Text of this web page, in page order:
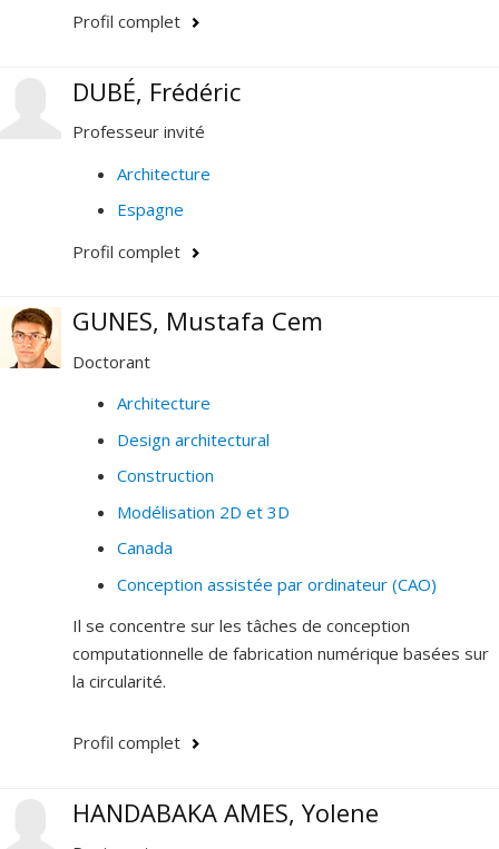
portent également sur les processus d’appropriation
Profil complet
DUBÉ, Frédéric
Professeur invité
Architecture
Espagne
Profil complet
GUNES, Mustafa Cem
Doctorant
Architecture
Design architectural
Construction
Modélisation 2D et 3D
Canada
Conception assistée par ordinateur (CAO)
Il se concentre sur les tâches de conception
computationnelle de fabrication numérique basées sur
la circularité.
Profil complet
HANDABAKA AMES, Yolene